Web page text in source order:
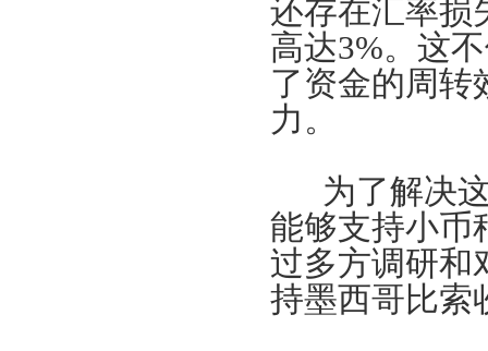
还存在汇率损
高达3%。这
了资金的周转
力。
为了解决这
能够支持小币
过多方调研和
持墨西哥比索